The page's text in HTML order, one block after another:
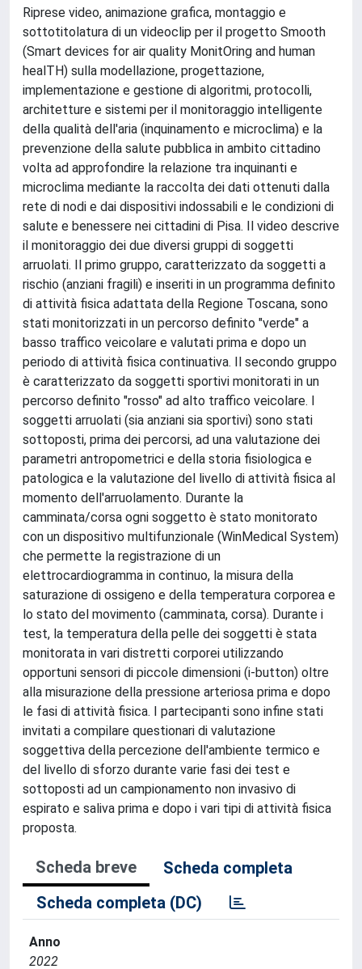
Riprese video, animazione grafica, montaggio e
sottotitolatura di un videoclip per il progetto Smooth
(Smart devices for air quality MonitOring and human
healTH) sulla modellazione, progettazione,
implementazione e gestione di algoritmi, protocolli,
architetture e sistemi per il monitoraggio intelligente
della qualità dell'aria (inquinamento e microclima) e la
prevenzione della salute pubblica in ambito cittadino
volta ad approfondire la relazione tra inquinanti e
microclima mediante la raccolta dei dati ottenuti dalla
rete di nodi e dai dispositivi indossabili e le condizioni di
salute e benessere nei cittadini di Pisa. Il video descrive
il monitoraggio dei due diversi gruppi di soggetti
arruolati. Il primo gruppo, caratterizzato da soggetti a
rischio (anziani fragili) e inseriti in un programma definito
di attività fisica adattata della Regione Toscana, sono
stati monitorizzati in un percorso definito "verde" a
basso traffico veicolare e valutati prima e dopo un
periodo di attività fisica continuativa. Il secondo gruppo
è caratterizzato da soggetti sportivi monitorati in un
percorso definito "rosso" ad alto traffico veicolare. I
soggetti arruolati (sia anziani sia sportivi) sono stati
sottoposti, prima dei percorsi, ad una valutazione dei
parametri antropometrici e della storia fisiologica e
patologica e la valutazione del livello di attività fisica al
momento dell'arruolamento. Durante la
camminata/corsa ogni soggetto è stato monitorato
con un dispositivo multifunzionale (WinMedical System)
che permette la registrazione di un
elettrocardiogramma in continuo, la misura della
saturazione di ossigeno e della temperatura corporea e
lo stato del movimento (camminata, corsa). Durante i
test, la temperatura della pelle dei soggetti è stata
monitorata in vari distretti corporei utilizzando
opportuni sensori di piccole dimensioni (i-button) oltre
alla misurazione della pressione arteriosa prima e dopo
le fasi di attività fisica. I partecipanti sono infine stati
invitati a compilare questionari di valutazione
soggettiva della percezione dell'ambiente termico e
del livello di sforzo durante varie fasi dei test e
sottoposti ad un campionamento non invasivo di
espirato e saliva prima e dopo i vari tipi di attività fisica
proposta.
Scheda breve
Scheda completa
Scheda completa (DC)
Anno
2022